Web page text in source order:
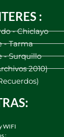
:
- Chiclayo
- Tarma
- Surquillo
2010)
WIFI
: